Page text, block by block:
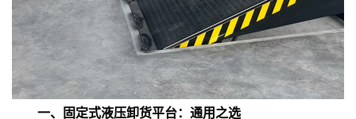
一、固定式液压卸货平台：通用之选